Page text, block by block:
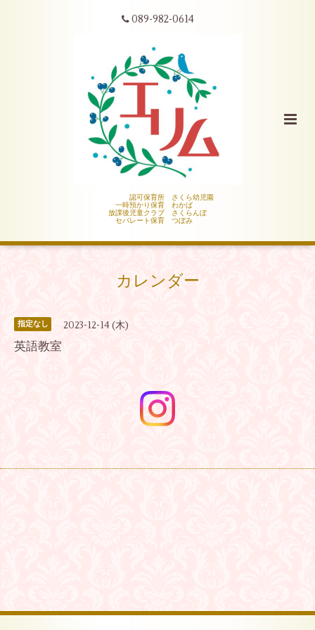
089-982-0614
認可保育所 さくら幼児園
一時預かり保育 わかば
放課後児童クラブ さくらんぼ
セパレート保育 つぼみ
カレンダー
指定なし 2023-12-14 (木)
英語教室